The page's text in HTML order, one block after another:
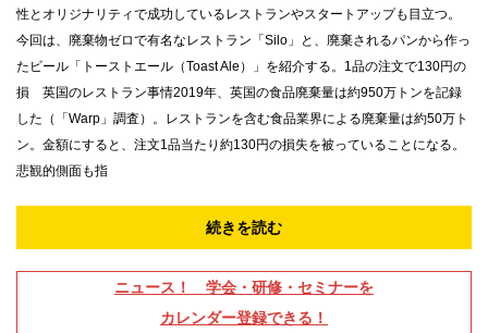
性とオリジナリティで成功しているレストランやスタートアップも目立つ。
今回は、廃棄物ゼロで有名なレストラン「Silo」と、廃棄されるパンから作っ
たビール「トーストエール（Toast Ale）」を紹介する。1品の注文で130円の
損 英国のレストラン事情2019年、英国の食品廃棄量は約950万トンを記録
した（「Warp」調査）。レストランを含む食品業界による廃棄量は約50万ト
ン。金額にすると、注文1品当たり約130円の損失を被っていることになる。
悲観的側面も指
続きを読む
ニュース！ 学会・研修・セミナーを
カレンダー登録できる！